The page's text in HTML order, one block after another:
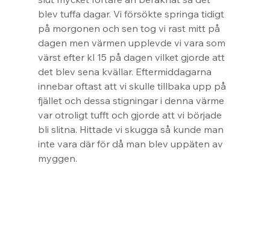
blev tuffa dagar. Vi försökte springa tidigt
på morgonen och sen tog vi rast mitt på
dagen men värmen upplevde vi vara som
värst efter kl 15 på dagen vilket gjorde att
det blev sena kvällar. Eftermiddagarna
innebar oftast att vi skulle tillbaka upp på
fjället och dessa stigningar i denna värme
var otroligt tufft och gjorde att vi började
bli slitna. Hittade vi skugga så kunde man
inte vara där för då man blev uppäten av
myggen.